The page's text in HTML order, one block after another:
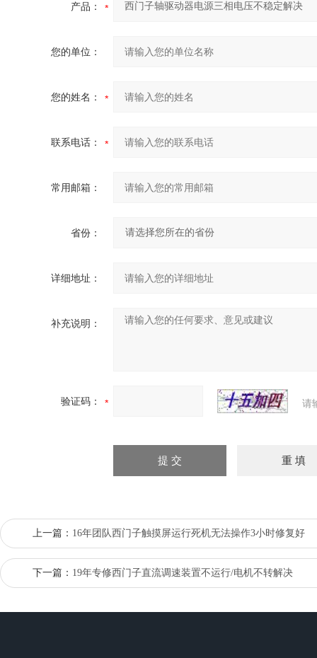
产品：
您的单位：
您的姓名：
联系电话：
常用邮箱：
省份：
详细地址：
补充说明：
验证码： 请
上一篇： 16年团队西门子触摸屏运行死机无法操作3小时修复好
下一篇： 19年专修西门子直流调速装置不运行/电机不转解决